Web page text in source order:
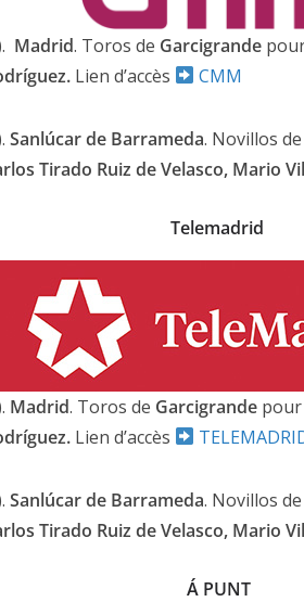
Madrid. Toros de Garcigrande
Lien d’accès CMM
Sanlúcar de Barrameda. Novillos de
Tirado Ruiz de Velasco, Mario
Telemadrid
Madrid. Toros de Garcigrande pour
Lien d’accès
Sanlúcar de Barrameda. Novillos de
Tirado Ruiz de Velasco, Mario
Á PUNT